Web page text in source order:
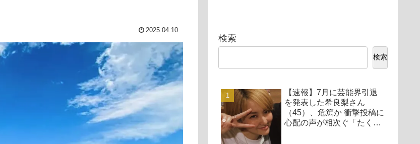
2025.04.10
検索
検索
【速報】7月に芸能界引退
を発表した希良梨さん
（45）、危篤か 衝撃投稿に
心配の声が相次ぐ「たくさ